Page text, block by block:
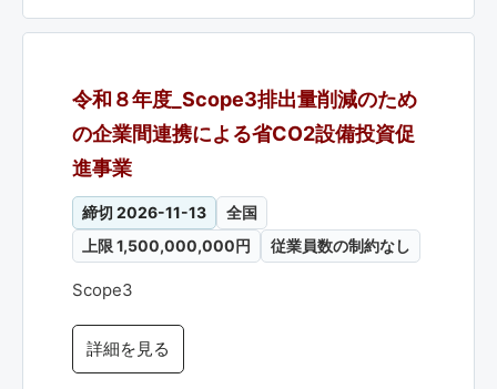
令和８年度_Scope3排出量削減のため
の企業間連携による省CO2設備投資促
進事業
締切 2026-11-13
全国
上限 1,500,000,000円
従業員数の制約なし
Scope3
詳細を見る